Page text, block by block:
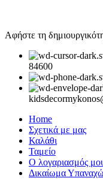
Αφήστε τη
84600
Home
Σχετικά με μας
Καλάθι
Ταμείο
Ο λογαριασμός
Δικαίωμα